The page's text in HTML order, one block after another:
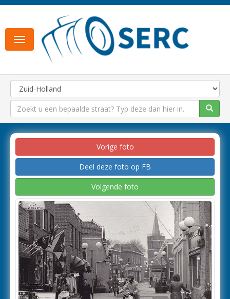
Toggle
navigation
Vorige foto
Deel deze foto op FB
Volgende foto